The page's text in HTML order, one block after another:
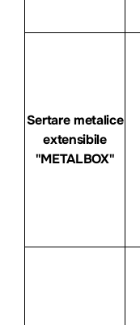
Sertare metalice
extensibile
"METALBOX"